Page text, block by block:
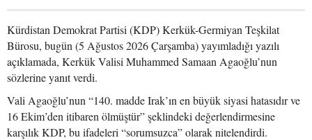
Kürdistan Demokrat Partisi (KDP) Kerkük-Germiyan Teşkilat
Bürosu, bugün (5 Ağustos 2026 Çarşamba) yayımladığı yazılı
açıklamada, Kerkük Valisi Muhammed Samaan Agaoğlu’nun
sözlerine yanıt verdi.
Vali Agaoğlu’nun “140. madde Irak’ın en büyük siyasi hatasıdır ve
16 Ekim’den itibaren ölmüştür” şeklindeki değerlendirmesine
karşılık KDP, bu ifadeleri “sorumsuzca” olarak nitelendirdi.